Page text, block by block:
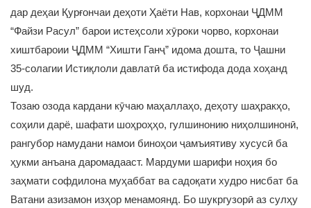
дар деҳаи Қурғончаи деҳоти Ҳаёти Нав, корхонаи ҶДММ
“Файзи Расул” барои истеҳсоли хӯроки чорво, корхонаи
хиштбароии ҶДММ “Хишти Ганҷ” идома дошта, то Ҷашни
35-солагии Истиқлоли давлатӣ ба истифода дода хоҳанд
шуд.
Тозаю озода кардани кӯчаю маҳаллаҳо, деҳоту шаҳракҳо,
соҳили дарё, шафати шоҳроҳҳо, гулшинонию ниҳолшинонӣ,
рангубор намудани намои биноҳои ҷамъиятиву хусусӣ ба
ҳукми анъана даромадааст. Мардуми шарифи ноҳия бо
заҳмати софдилона муҳаббат ва садоқати худро нисбат ба
Ватани азизамон изҳор менамоянд. Бо шукргузорӣ аз сулҳу